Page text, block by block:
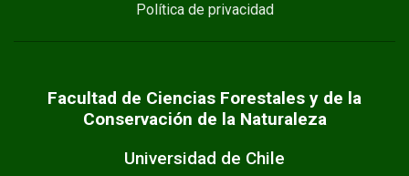
Política de privacidad
Facultad de Ciencias Forestales y de la
Conservación de la Naturaleza
Universidad de Chile